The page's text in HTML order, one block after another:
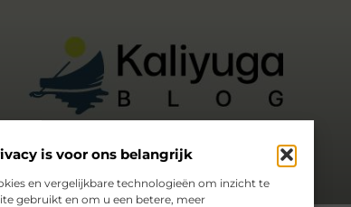
is voor ons belangrijk
en vergelijkbare technologieën om inzicht te
gebruikt en om u een betere, meer